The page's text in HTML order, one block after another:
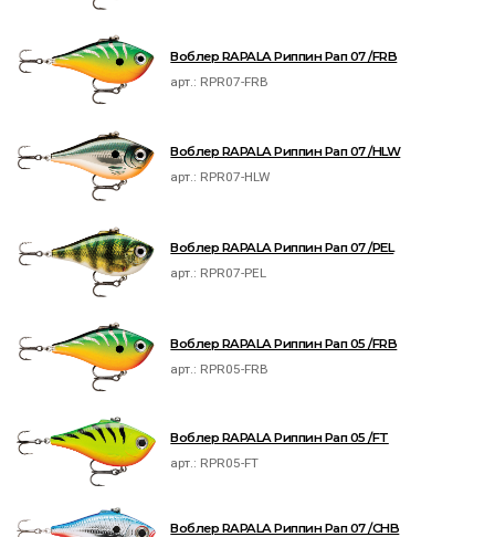
Воблер RAPALA Риппин Рап 07 /FRB
арт.: RPR07-FRB
Воблер RAPALA Риппин Рап 07 /HLW
арт.: RPR07-HLW
Воблер RAPALA Риппин Рап 07 /PEL
арт.: RPR07-PEL
Воблер RAPALA Риппин Рап 05 /FRB
арт.: RPR05-FRB
Воблер RAPALA Риппин Рап 05 /FT
арт.: RPR05-FT
Воблер RAPALA Риппин Рап 07 /CHB